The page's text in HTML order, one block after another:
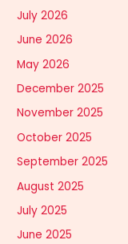
July 2026
June 2026
May 2026
December 2025
November 2025
October 2025
September 2025
August 2025
July 2025
June 2025